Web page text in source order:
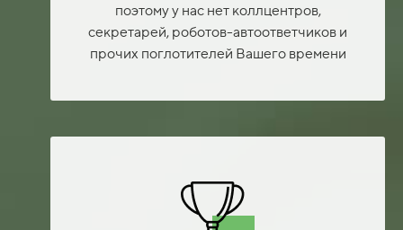
поэтому у нас нет коллцентров,
секретарей, роботов-автоответчиков и
прочих поглотителей Вашего времени